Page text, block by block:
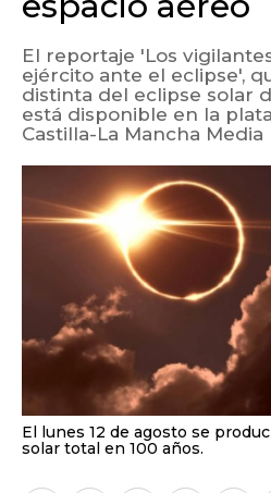
El reportaje 'Los
ejército ante el eclipse',
distinta del eclipse solar
está disponible en la
Castilla-La Mancha Media
El lunes 12 de agosto se
solar total en 100 años.